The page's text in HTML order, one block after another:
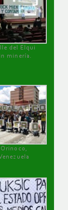
del Elqui
minería.
Orinoco,